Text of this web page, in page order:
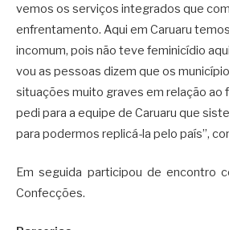
vemos os serviços integrados que
enfrentamento. Aqui em Caruaru
incomum, pois não teve feminicídio
vou as pessoas dizem que os
situações muito graves em relação ao
pedi para a equipe de Caruaru que
para podermos replicá-la pelo país”,
Em seguida participou de encontro
Confecções.